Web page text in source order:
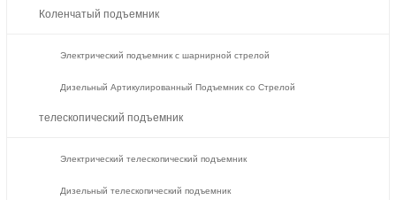
Коленчатый подъемник
Электрический подъемник с шарнирной стрелой
Дизельный Артикулированный Подъемник со Стрелой
телескопический подъемник
Электрический телескопический подъемник
Дизельный телескопический подъемник